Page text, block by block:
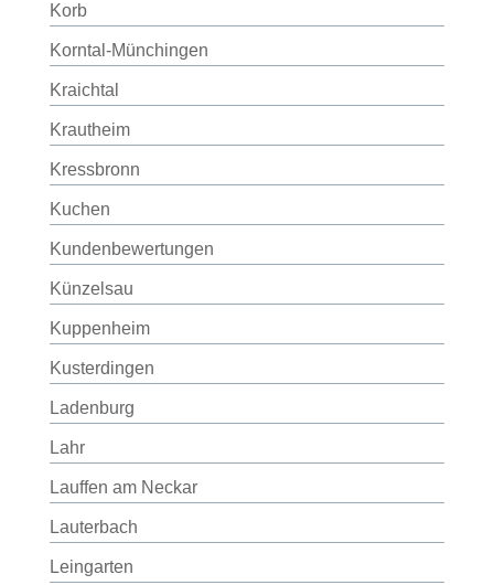
Korb
Korntal-Münchingen
Kraichtal
Krautheim
Kressbronn
Kuchen
Kundenbewertungen
Künzelsau
Kuppenheim
Kusterdingen
Ladenburg
Lahr
Lauffen am Neckar
Lauterbach
Leingarten